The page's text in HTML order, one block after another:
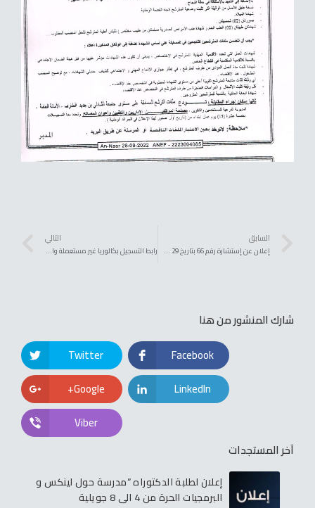
السابق
إعلان عن إستشارة رقم 66 بتاريخ 29 سبتمبر 2022
التالي
رابط التسجيل بكالوريا غير مستعملة والتحضير لنيل شهادة ثانية وبكالوريا مسحوبة
شارك المنشور من هنا
Twitter
Facebook
Google+
LinkedIn
Viber
آخر المستجدات
إعلان لطلبة الدكتوراه “مدرسة حول لينكس و
البرمجيات الحرة من 4 الى 8 جويلية